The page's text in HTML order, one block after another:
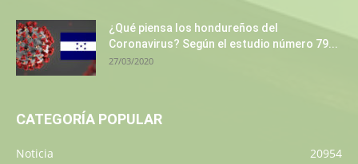
¿Qué piensa los hondureños del
Coronavirus? Según el estudio número 79...
27/03/2020
CATEGORÍA POPULAR
Noticia
20954